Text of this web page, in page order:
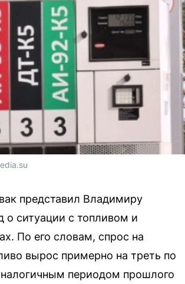
представил Владимиру
о ситуации с топливом и
По его словам, спрос на
вырос примерно на треть по
периодом прошлого